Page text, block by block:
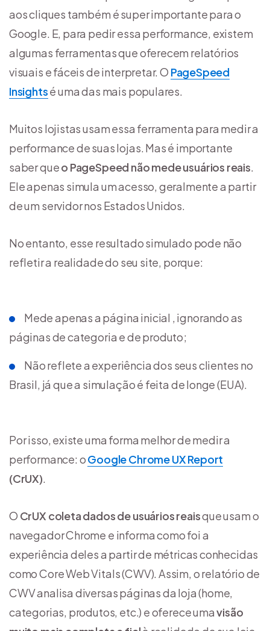
aos cliques também é super importante para o
Google. E, para pedir essa performance, existem
algumas ferramentas que oferecem relatórios
visuais e fáceis de interpretar. O PageSpeed
Insightsé uma das mais populares.
Muitos lojistas usam essa ferramenta para medir a
performance de suas lojas. Mas é importante
saber queo PageSpeed não mede usuários reais.
Ele apenas simula um acesso, geralmente a partir
de um servidor nos Estados Unidos.
No entanto, esse resultado simulado pode não
refletir a realidade do seu site, porque:
Mede apenas a página inicial , ignorando as
páginas de categoria e de produto;
Não reflete a experiência dos seus clientes no
Brasil, já que a simulação é feita de longe (EUA).
Por isso, existe uma forma melhor de medir a
performance: oGoogle Chrome UX Report
(CrUX).
O CrUX coleta dados de usuários reaisque usam o
navegador Chrome e informa como foi a
experiência deles a partir de métricas conhecidas
como Core Web Vitals (CWV). Assim, o relatório de
CWV analisa diversas páginas da loja (home,
categorias, produtos, etc.) e oferece umavisão